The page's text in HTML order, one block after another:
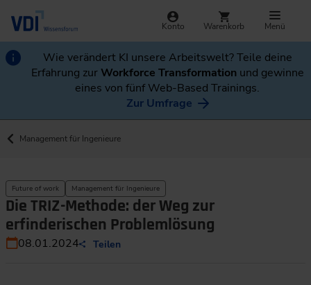
Konto Warenkorb Menü
Wie verändert KI unsere Arbeitswelt? Teile deine
Erfahrung zurWorkforce Transformation und gewinne
eines von fünf Web-Based Trainings.
Zur Umfrage
Management für Ingenieure
Future of work Management für Ingenieure
Die TRIZ-Methode: der Weg zur
erfinderischen Problemlösung
08.01.2024 Teilen